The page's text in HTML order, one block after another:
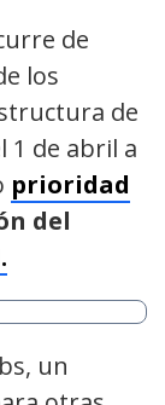
de
los
de
1 de abril a
prioridad
del
un